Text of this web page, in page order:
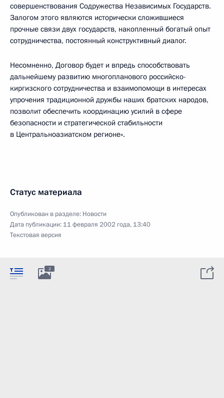
совершенствования Содружества Независимых Государств.
Залогом этого являются исторически сложившиеся
прочные связи двух государств, накопленный богатый опыт
сотрудничества, постоянный конструктивный диалог.
Несомненно, Договор будет и впредь способствовать
дальнейшему развитию многопланового российско-
киргизского сотрудничества и взаимопомощи в интересах
упрочения традиционной дружбы наших братских народов,
позволит обеспечить координацию усилий в сфере
безопасности и стратегической стабильности
в Центральноазиатском регионе».
Статус материала
Опубликован в разделе: Новости
Дата публикации: 11 февраля 2002 года, 13:40
Текстовая версия
2